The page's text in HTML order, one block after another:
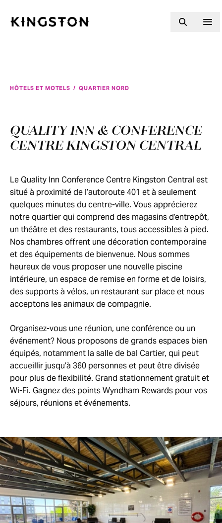
HÔTELS ET MOTELS / QUARTIER NORD
QUALITY INN & CONFERENCE
CENTRE KINGSTON CENTRAL
Le Quality Inn Conference Centre Kingston Central est
situé à proximité de l’autoroute 401 et à seulement
quelques minutes du centre-ville. Vous apprécierez
notre quartier qui comprend des magasins d’entrepôt,
un théâtre et des restaurants, tous accessibles à pied.
Nos chambres offrent une décoration contemporaine
et des équipements de bienvenue. Nous sommes
heureux de vous proposer une nouvelle piscine
intérieure, un espace de remise en forme et de loisirs,
des supports à vélos, un restaurant sur place et nous
acceptons les animaux de compagnie.
Organisez-vous une réunion, une conférence ou un
événement? Nous proposons de grands espaces bien
équipés, notamment la salle de bal Cartier, qui peut
accueillir jusqu’à 360 personnes et peut être divisée
pour plus de flexibilité. Grand stationnement gratuit et
Wi-Fi. Gagnez des points Wyndham Rewards pour vos
séjours, réunions et événements.